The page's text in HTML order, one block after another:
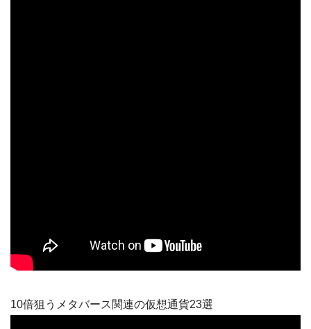
10倍狙うメタバース関連の仮想通貨23選